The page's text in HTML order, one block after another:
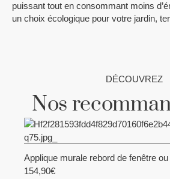
puissant tout en consommant moins
un choix écologique pour votre jardin,
DÉCOUVREZ
Nos
AJOUTER AU
Applique murale rebord de fenêtre
154,90€